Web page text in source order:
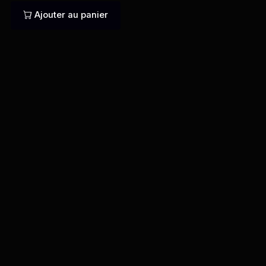
Ajouter au panier